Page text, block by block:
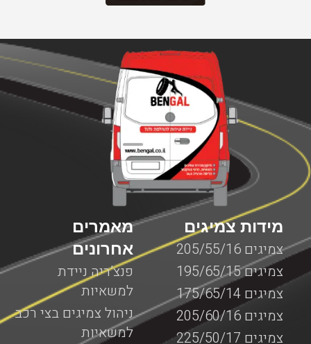
מאמרים
אחרונים
פנצ’ריה ניידת
למשאיות
ניהול צמיגים בצי רכב
למשאיות
מידות צמיגים
צמיגים 205/55/16
צמיגים 195/65/15
צמיגים 175/65/14
צמיגים 205/60/16
צמיגים 225/50/17